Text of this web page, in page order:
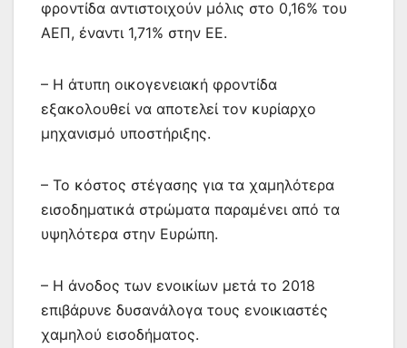
φροντίδα αντιστοιχούν μόλις στο 0,16% του
ΑΕΠ, έναντι 1,71% στην ΕΕ.
– Η άτυπη οικογενειακή φροντίδα
εξακολουθεί να αποτελεί τον κυρίαρχο
μηχανισμό υποστήριξης.
– Το κόστος στέγασης για τα χαμηλότερα
εισοδηματικά στρώματα παραμένει από τα
υψηλότερα στην Ευρώπη.
– Η άνοδος των ενοικίων μετά το 2018
επιβάρυνε δυσανάλογα τους ενοικιαστές
χαμηλού εισοδήματος.